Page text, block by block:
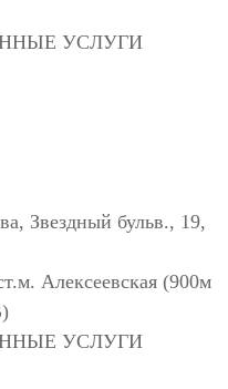
УСЛУГИ
Звездный бульв., 19,
Алексеевская (900м
УСЛУГИ